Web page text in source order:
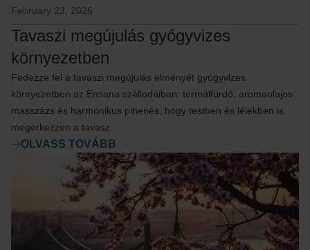
February 23, 2026
Tavaszi megújulás gyógyvizes
környezetben
Fedezze fel a tavaszi megújulás élményét gyógyvizes
környezetben az Ensana szállodáiban: termálfürdő, aromaolajos
masszázs és harmonikus pihenés, hogy testben és lélekben is
megérkezzen a tavasz.
OLVASS TOVÁBB